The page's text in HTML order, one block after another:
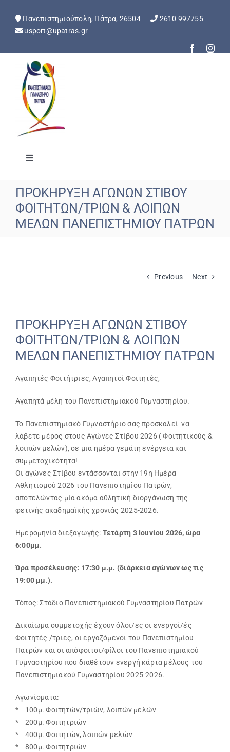
content
Πανεπιστημιούπολη, Πάτρα, 26504
2610 997755
usport@upatras.gr
Toggle
Ανακοινώσεις
Φοιτητικά Πρωταθλήματα
Ετήσιες Δράσεις
Προσβασιμότητα ΦμεΑ
Search
for:
ΠΡΟΚΗΡΥΞΗ ΑΓΩΝΩΝ ΣΤΙΒΟΥ
ΦΟΙΤΗΤΩΝ/ΤΡΙΩΝ & ΛΟΙΠΩΝ
ΜΕΛΩΝ ΠΑΝΕΠΙΣΤΗΜΙΟΥ ΠΑΤΡΩΝ
Previous Next
ΠΡΟΚΗΡΥΞΗ ΑΓΩΝΩΝ ΣΤΙΒΟΥ
ΦΟΙΤΗΤΩΝ/ΤΡΙΩΝ & ΛΟΙΠΩΝ
ΜΕΛΩΝ ΠΑΝΕΠΙΣΤΗΜΙΟΥ ΠΑΤΡΩΝ
Αγαπητές Φοιτήτριες, Αγαπητοί Φοιτητές,
Αγαπητά μέλη του Πανεπιστημιακού Γυμναστηρίου.
Το Πανεπιστημιακό Γυμναστήριο σας προσκαλεί να
λάβετε μέρος στους Αγώνες Στίβου 2026 ( Φοιτητικούς &
λοιπών μελών), σε μια ημέρα γεμάτη ενέργεια και
συμμετοχικότητα!
Οι αγώνες Στίβου εντάσσονται στην 19η Ημέρα
Αθλητισμού 2026 του Πανεπιστημίου Πατρών,
αποτελώντας μία ακόμα αθλητική διοργάνωση της
φετινής ακαδημαϊκής χρονιάς 2025-2026.
Ημερομηνία διεξαγωγής: Τετάρτη 3 Ιουνίου 2026, ώρα
6:00μμ.
Ώρα προσέλευσης: 17:30 μ.μ. (διάρκεια αγώνων ως τις
19:00 μμ.).
Τόπος: Στάδιο Πανεπιστημιακού Γυμναστηρίου Πατρών
Δικαίωμα συμμετοχής έχουν όλοι/ες οι ενεργοί/ές
Φοιτητές /τριες, οι εργαζόμενοι του Πανεπιστημίου
Πατρών και οι απόφοιτοι/φίλοι του Πανεπιστημιακού
Γυμναστηρίου που διαθέτουν ενεργή κάρτα μέλους του
Πανεπιστημιακού Γυμναστηρίου 2025-2026.
Αγωνίσματα:
* 100μ. Φοιτητών/τριών, λοιπών μελών
* 200μ. Φοιτητριών
* 400μ. Φοιτητών, λοιπών μελών
* 800μ. Φοιτητριών